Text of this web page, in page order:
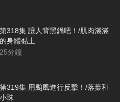
第318集 讓人背黑鍋吧！/肌肉滿滿
的身體黏土
25分鐘
第319集 用颱風進行反擊！/落葉和
小珠